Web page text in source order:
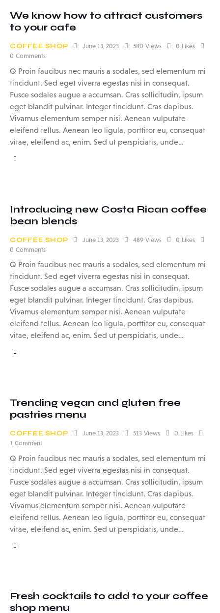
We know how to attract customers
to your cafe
COFFEE SHOP June 13, 2023 580 Views 0 Likes
0 Comments
Q Proin faucibus nec mauris a sodales, sed elementum mi
tincidunt. Sed eget viverra egestas nisi in consequat.
Fusce sodales augue a accumsan. Cras sollicitudin, ipsum
eget blandit pulvinar. Integer tincidunt. Cras dapibus.
Vivamus elementum semper nisi. Aenean vulputate
eleifend tellus. Aenean leo ligula, porttitor eu, consequat
vitae, eleifend ac, enim. Sed ut perspiciatis, unde…
Introducing new Costa Rican coffee
bean blends
COFFEE SHOP June 13, 2023 489 Views 0 Likes
0 Comments
Q Proin faucibus nec mauris a sodales, sed elementum mi
tincidunt. Sed eget viverra egestas nisi in consequat.
Fusce sodales augue a accumsan. Cras sollicitudin, ipsum
eget blandit pulvinar. Integer tincidunt. Cras dapibus.
Vivamus elementum semper nisi. Aenean vulputate
eleifend tellus. Aenean leo ligula, porttitor eu, consequat
vitae, eleifend ac, enim. Sed ut perspiciatis, unde…
Trending vegan and gluten free
pastries menu
COFFEE SHOP June 13, 2023 513 Views 0 Likes
1 Comment
Q Proin faucibus nec mauris a sodales, sed elementum mi
tincidunt. Sed eget viverra egestas nisi in consequat.
Fusce sodales augue a accumsan. Cras sollicitudin, ipsum
eget blandit pulvinar. Integer tincidunt. Cras dapibus.
Vivamus elementum semper nisi. Aenean vulputate
eleifend tellus. Aenean leo ligula, porttitor eu, consequat
vitae, eleifend ac, enim. Sed ut perspiciatis, unde…
Fresh cocktails to add to your coffee
shop menu